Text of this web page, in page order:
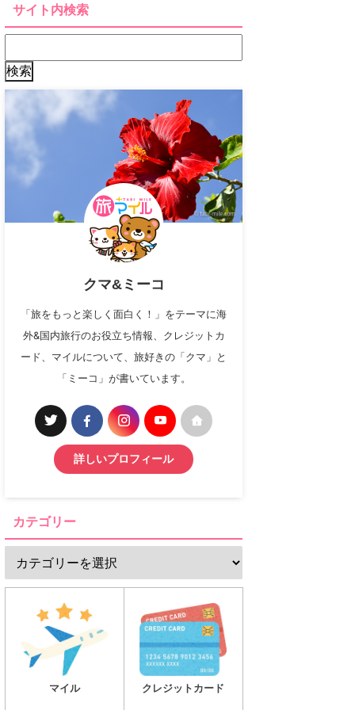
サイト内検索
クマ&ミーコ
「旅をもっと楽しく面白く！」をテーマに海
外&国内旅行のお役立ち情報、クレジットカ
ード、マイルについて、旅好きの「クマ」と
「ミーコ」が書いています。
詳しいプロフィール
カテゴリー
マイル クレジットカード